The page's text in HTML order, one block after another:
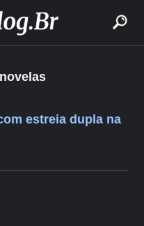
estreia dupla na